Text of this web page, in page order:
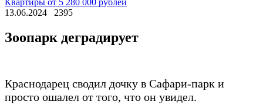
Квартиры от 5 280 000 рублей
13.06.2024
2395
Зоопарк деградирует
Краснодарец сводил дочку в Сафари-парк и
просто ошалел от того, что он увидел.